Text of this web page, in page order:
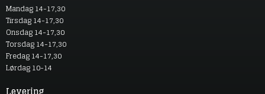
Mandag 14-17,30
Tirsdag 14-17,30
Onsdag 14-17,30
Torsdag 14-17,30
Fredag 14-17,30
Lørdag 10-14